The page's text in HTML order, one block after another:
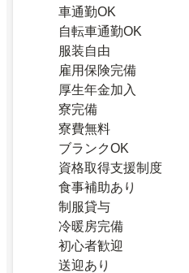
車通勤OK
自転車通勤OK
服装自由
雇用保険完備
厚生年金加入
寮完備
寮費無料
ブランクOK
資格取得支援制度
食事補助あり
制服貸与
冷暖房完備
初心者歓迎
送迎あり